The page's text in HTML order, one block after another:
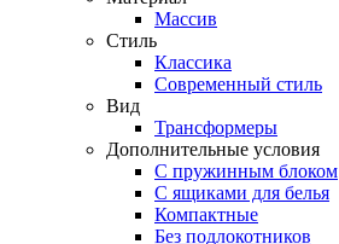
Массив
Стиль
Классика
Современный стиль
Вид
Трансформеры
Дополнительные условия
С пружинным блоком
С ящиками для белья
Компактные
Без подлокотников